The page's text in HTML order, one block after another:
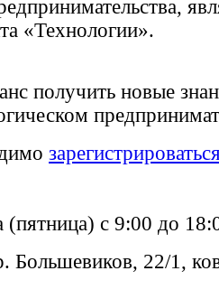
«Технологии».
получить новые
(пятница) с 9:00 до
Большевиков, 22/1,